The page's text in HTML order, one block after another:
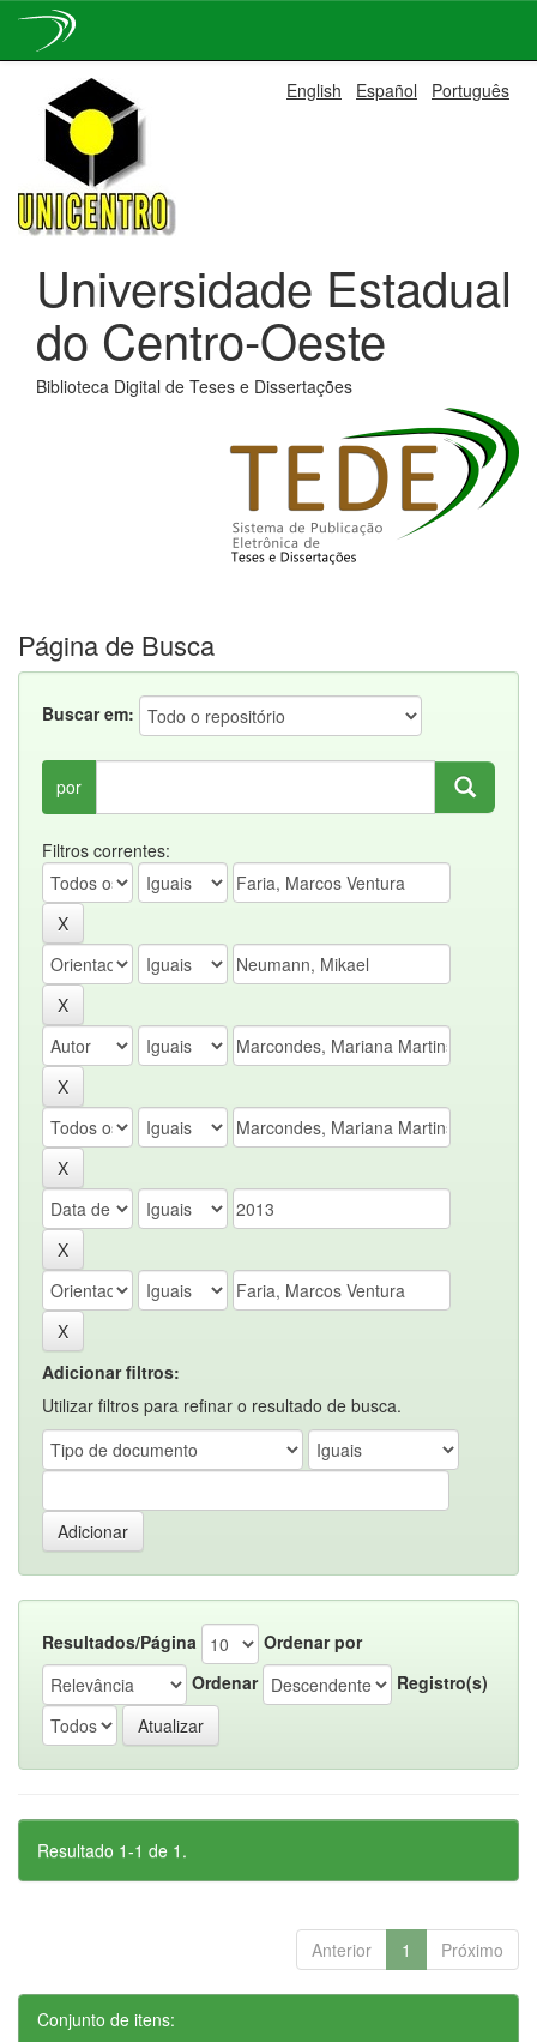
navigation
English Español Português
Universidade Estadual
do Centro-Oeste
Biblioteca Digital de Teses e Dissertações
Página de Busca
Buscar em:
por
Filtros correntes:
Adicionar filtros:
Utilizar filtros para refinar o resultado de busca.
Resultados/Página
Ordenar por
Ordenar
Registro(s)
Resultado 1-1 de 1.
Anterior 1 Próximo
Conjunto de itens: